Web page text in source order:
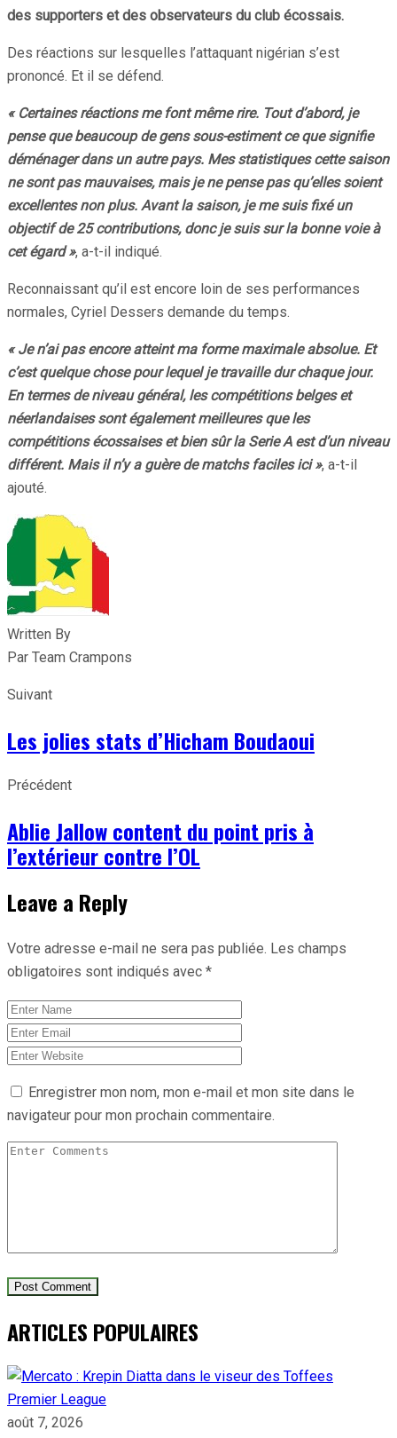
des supporters et des observateurs du club écossais.
Des réactions sur lesquelles l’attaquant nigérian s’est
prononcé. Et il se défend.
« Certaines réactions me font même rire. Tout d’abord, je
pense que beaucoup de gens sous-estiment ce que signifie
déménager dans un autre pays. Mes statistiques cette saison
ne sont pas mauvaises, mais je ne pense pas qu’elles soient
excellentes non plus. Avant la saison, je me suis fixé un
objectif de 25 contributions, donc je suis sur la bonne voie à
cet égard », a-t-il indiqué.
Reconnaissant qu’il est encore loin de ses performances
normales, Cyriel Dessers demande du temps.
« Je n’ai pas encore atteint ma forme maximale absolue. Et
c’est quelque chose pour lequel je travaille dur chaque jour.
En termes de niveau général, les compétitions belges et
néerlandaises sont également meilleures que les
compétitions écossaises et bien sûr la Serie A est d’un niveau
différent. Mais il n’y a guère de matchs faciles ici », a-t-il
ajouté.
Written By
Par Team Crampons
Suivant
Les jolies stats d’Hicham Boudaoui
Précédent
Ablie Jallow content du point pris à
l’extérieur contre l’OL
Leave a Reply
Votre adresse e-mail ne sera pas publiée. Les champs
obligatoires sont indiqués avec *
Enregistrer mon nom, mon e-mail et mon site dans le
navigateur pour mon prochain commentaire.
ARTICLES POPULAIRES
Premier League
août 7, 2026